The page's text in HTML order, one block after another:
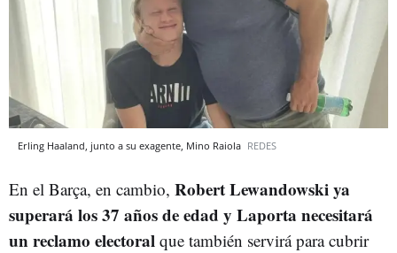
Erling Haaland, junto a su exagente, Mino Raiola REDES
En el Barça, en cambio, Robert Lewandowski ya
superará los 37 años de edad y Laporta necesitará
un reclamo electoral que también servirá para cubrir